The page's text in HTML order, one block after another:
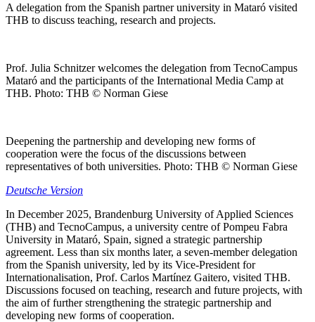
A delegation from the Spanish partner university in Mataró visited
THB to discuss teaching, research and projects.
Prof. Julia Schnitzer welcomes the delegation from TecnoCampus
Mataró and the participants of the International Media Camp at
THB. Photo: THB © Norman Giese
Deepening the partnership and developing new forms of
cooperation were the focus of the discussions between
representatives of both universities. Photo: THB © Norman Giese
Deutsche Version
In December 2025, Brandenburg University of Applied Sciences
(THB) and TecnoCampus, a university centre of Pompeu Fabra
University in Mataró, Spain, signed a strategic partnership
agreement. Less than six months later, a seven-member delegation
from the Spanish university, led by its Vice-President for
Internationalisation, Prof. Carlos Martínez Gaitero, visited THB.
Discussions focused on teaching, research and future projects, with
the aim of further strengthening the strategic partnership and
developing new forms of cooperation.